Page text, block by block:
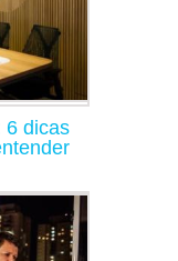
6 dicas